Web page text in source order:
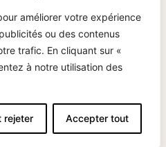
améliorer votre expérience
ou des contenus
trafic. En cliquant sur «
à notre utilisation des
rejeter Accepter tout